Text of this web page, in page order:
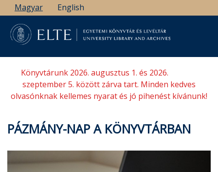
Ugrás
a
tartalomra
Magyar English
Könyvtárunk 2026. augusztus 1. és 2026.
szeptember 5. között zárva tart. Minden kedves
olvasónknak kellemes nyarat és jó pihenést kívánunk!
PÁZMÁNY-NAP A KÖNYVTÁRBAN